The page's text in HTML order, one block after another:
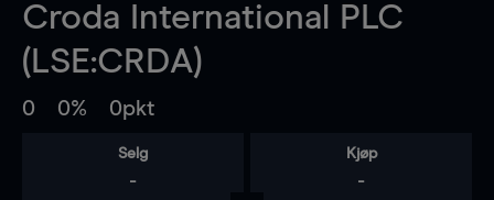
Croda International PLC
(LSE:CRDA)
0 0% 0pkt
Selg
-
Kjøp
-